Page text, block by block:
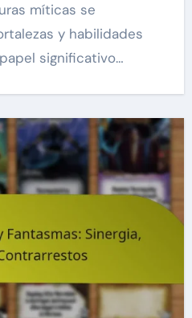
y habilidades
significativo…